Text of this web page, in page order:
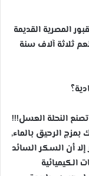
المصرية القديمة
ما قبل حوالي 3000 سنة, نعم ثلاثة آلاف سنة
النحلة العسل!!!
الرحيق بالماء,
أن السكر السائد
الكيميائية